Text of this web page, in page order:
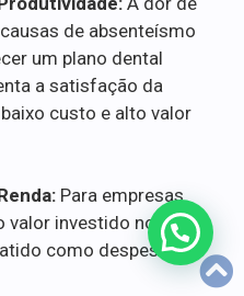
de absenteísmo
um plano dental
a satisfação da
custo e alto valor
Para empresas
valor investido no plano
como despesa